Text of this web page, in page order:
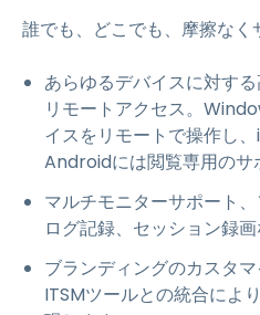
誰でも、どこでも、摩擦なく
あらゆるデバイスに対す
リモートアクセス。
イスをリモートで操作し
Androidには閲覧専用のサ
マルチモニターサポート
ログ記録、セッション録画
ブランディングのカスタ
ITSMツールとの統合によ